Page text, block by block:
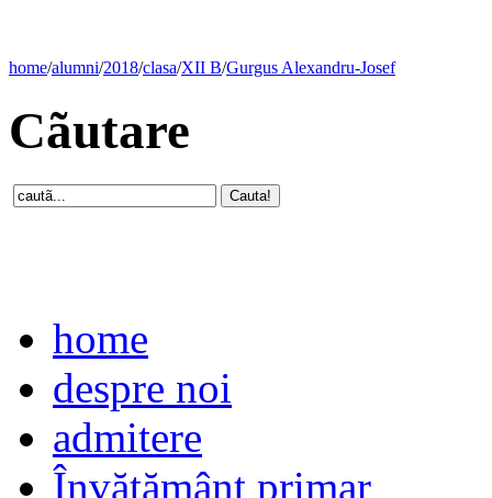
home/alumni/2018/clasa/XII B/Gurgus Alexandru-Josef
Cãutare
home
despre noi
admitere
Învăţământ primar